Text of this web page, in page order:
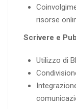
risorse
Scrivere e
Utilizzo di